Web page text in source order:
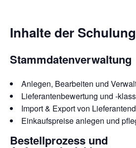
Inhalte der Schulung
Stammdatenverwaltung
Anlegen, Bearbeiten und
Lieferantenbewertung und -
Import & Export von
Einkaufspreise anlegen und
Bestellprozess und